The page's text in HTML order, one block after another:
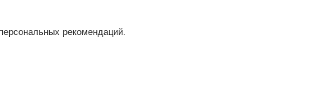
рекомендаций.